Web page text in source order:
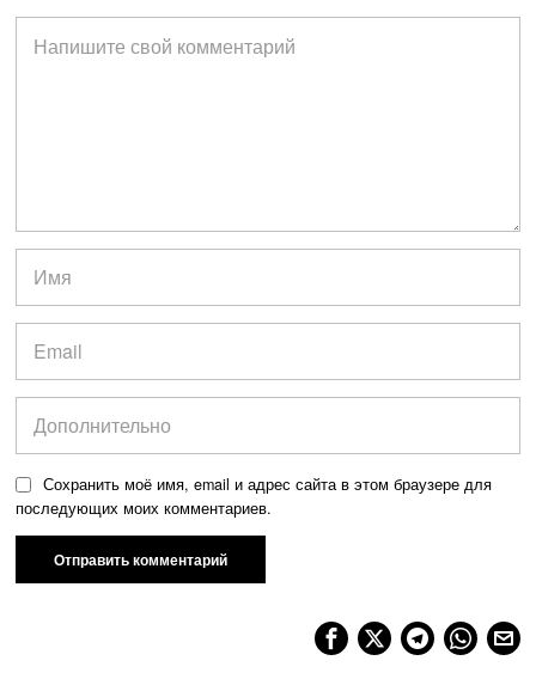
Сохранить моё имя, email и адрес сайта в этом браузере для
последующих моих комментариев.